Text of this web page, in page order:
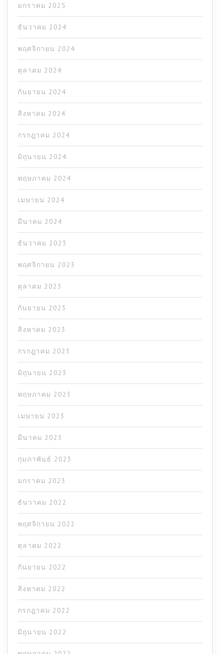
มกราคม 2025
ธันวาคม 2024
พฤศจิกายน 2024
ตุลาคม 2024
กันยายน 2024
สิงหาคม 2024
กรกฎาคม 2024
มิถุนายน 2024
พฤษภาคม 2024
เมษายน 2024
มีนาคม 2024
ธันวาคม 2023
พฤศจิกายน 2023
ตุลาคม 2023
กันยายน 2023
สิงหาคม 2023
กรกฎาคม 2023
มิถุนายน 2023
พฤษภาคม 2023
เมษายน 2023
มีนาคม 2023
กุมภาพันธ์ 2023
มกราคม 2023
ธันวาคม 2022
พฤศจิกายน 2022
ตุลาคม 2022
กันยายน 2022
สิงหาคม 2022
กรกฎาคม 2022
มิถุนายน 2022